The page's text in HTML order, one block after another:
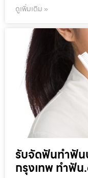
ดูเพิ่มเติม »
รับจัดฟันทำฟั
กรุงเทพ ทำฟั